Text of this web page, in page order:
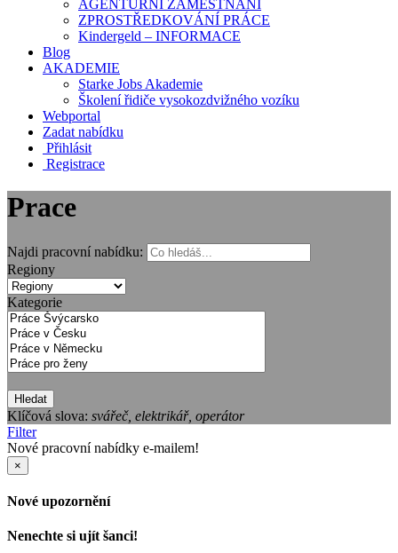
AGENTURNÍ ZAMĚSTNÁNÍ
ZPROSTŘEDKOVÁNÍ PRÁCE
Kindergeld – INFORMACE
Blog
AKADEMIE
Starke Jobs Akademie
Školení řidiče vysokozdvižného vozíku
Webportal
Zadat nabídku
Přihlásit
Registrace
Prace
Najdi pracovní nabídku:
Regiony
Kategorie
Hledat
Klíčová slova: svářeč, elektrikář, operátor
Filter
Nové pracovní nabídky e-mailem!
×
Nové upozornění
Nenechte si ujít šanci!